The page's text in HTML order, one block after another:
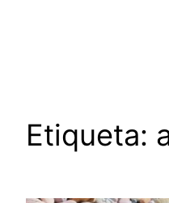
Etiqueta: